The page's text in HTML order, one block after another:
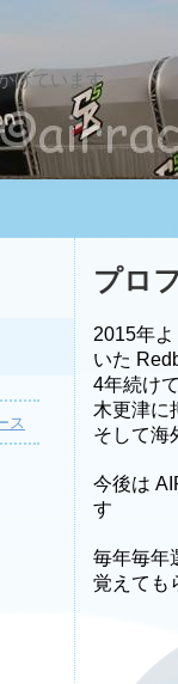
けています
ス
プロ
2015年
いた
4年続け
木更津に
そして海
今後は
す
毎年毎年
覚えても